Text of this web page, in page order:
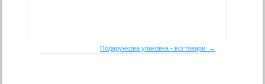
Подарункова упаковка - всі товари →